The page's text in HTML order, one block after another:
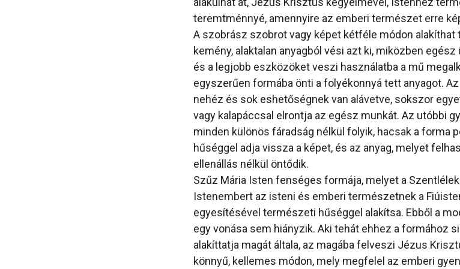
teremtménnyé, amennyire az emberi természet erre
A szobrász szobrot vagy képet kétféle módon
kemény, alaktalan anyagból vési azt ki, miközben
és a legjobb eszközöket veszi használatba a mű
egyszerűen formába önti a folyékonnyá tett anyagot.
nehéz és sok eshetőségnek van alávetve, sokszor
vagy kalapáccsal elrontja az egész munkát. Az utóbbi
minden különös fáradság nélkül folyik, hacsak a forma
hűséggel adja vissza a képet, és az anyag, melyet
ellenállás nélkül öntődik.
Szűz Mária Isten fenséges formája, melyet a
Istenembert az isteni és emberi természetnek a
egyesítésével természeti hűséggel alakítsa. Ebből a
egy vonása sem hiányzik. Aki tehát ehhez a formához
alakíttatja magát általa, az magába felveszi Jézus
könnyű, kellemes módon, mely megfelel az emberi